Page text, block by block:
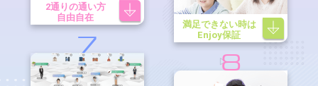
2通りの通い方
自由自在
満足できない時は
Enjoy保証
7
8